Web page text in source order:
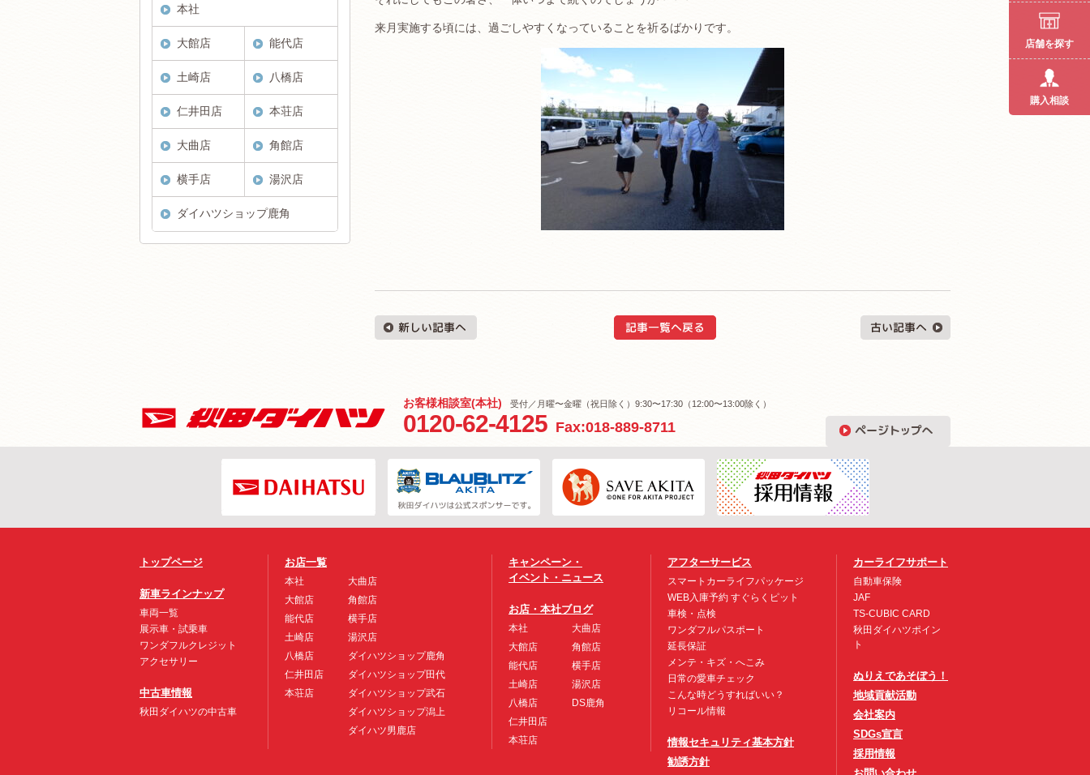
来月実施する頃には、過ごしやすくなっていることを祈るばかりです。
本社
大館店 能代店
土崎店 八橋店
仁井田店 本荘店
大曲店 角館店
横手店 湯沢店
ダイハツショップ鹿角
お客様相談室(本社) 受付／月曜〜金曜（祝日除く）9:30〜17:30（12:00〜13:00除く）
0120-62-4125 Fax:018-889-8711
トップページ
新車ラインナップ
車両一覧
展示車・試乗車
ワンダフルクレジット
アクセサリー
中古車情報
秋田ダイハツの中古車
お店一覧
本社
大館店
能代店
土崎店
八橋店
仁井田店
本荘店
大曲店
角館店
横手店
湯沢店
ダイハツショップ鹿角
ダイハツショップ田代
ダイハツショップ武石
ダイハツショップ潟上
ダイハツ男鹿店
キャンペーン・
イベント・ニュース
お店・本社ブログ
本社
大館店
能代店
土崎店
八橋店
仁井田店
本荘店
大曲店
角館店
横手店
湯沢店
DS鹿角
アフターサービス
スマートカーライフパッケージ
WEB入庫予約 すぐらくピット
車検・点検
ワンダフルパスポート
延長保証
メンテ・キズ・へこみ
日常の愛車チェック
こんな時どうすればいい？
リコール情報
情報セキュリティ基本方針
勧誘方針
カーライフサポート
自動車保険
JAF
TS-CUBIC CARD
秋田ダイハツポイン
ト
ぬりえであそぼう！
地域貢献活動
会社案内
SDGs宣言
採用情報
店舗を探す
購入相談